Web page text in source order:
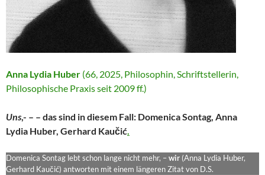
Anna Lydia Huber (66, 2025, Philosophin, Schriftstellerin,
Philosophische Praxis seit 2009 ff.)
Uns,- – – das sind in diesem Fall: Domenica Sontag, Anna
Lydia Huber, Gerhard Kaučić.
Domenica Sontag lebt schon lange nicht mehr, –wir (Anna Lydia Huber,
Gerhard Kaučić) antworten mit einem längeren Zitat von D.S.